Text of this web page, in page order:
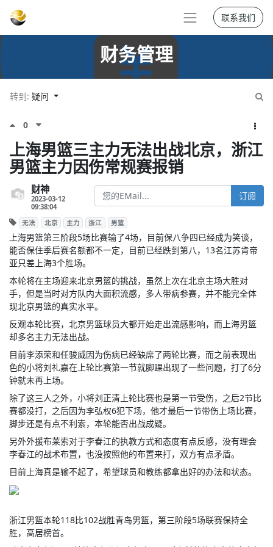
联系我们
财务管理
转到: 疑问
0
上海男篮三主力无法出战北京，浙江
男篮主力因伤常规赛报销
财神
2023-03-12
09:38:04
订阅
无法 北京 主力 浙江 男篮
上海男篮第三阶段5场比赛输了4场，目前保八争四已经成为笑谈，
能否保住季后赛名额都不一定，目前已经跌到第八，13名江苏肯帝
亚只差上海3个胜场。
本轮将在主场迎来北京男篮的挑战，虽然上次在北京主场大胜对
手，但是当时对方队内大面积流感，多人带病参赛，并不能完全体
现北京男篮的真实水平。
反观本轮比赛，北京男篮球员大都开始走出流感影响，而上海男篮
却多名主力无法出战。
目前李添荣和任骏威因为伤病已经缺席了两轮比赛，而之前表现出
色的小将刘礼嘉在上轮比赛第一节就脚踝出现了一些问题，打了6分
钟就未再上场。
除了这三人之外，小将刘正清上轮比赛也是第一节受伤，之后2节比
赛都没打，之后因为李弘权6犯下场，他才最后一节带伤上场比赛，
脚步还是有点不利索，本轮能否出战成疑。
另外外援布莱索对于李春江的执教方式和态度有点反感，没有理会
李春江的战术布置，也没按照他的布置来打，双方有点矛盾。
目前上海真是输不起了，希望球员和教练都拿出好的办法和状态。
浙江男篮本轮118比102战胜青岛男篮，第三阶段5场联赛保持全
胜，高居榜首。